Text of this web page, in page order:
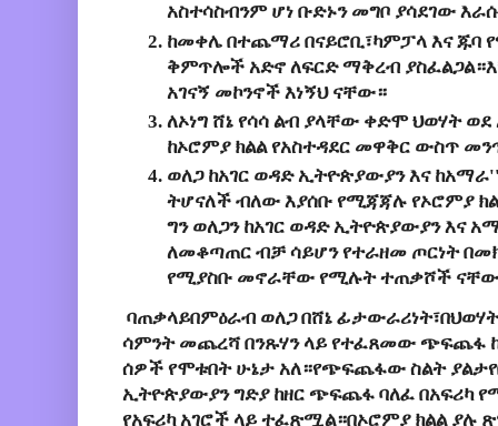
አስተሳስብንም ሆነ ቡድኑን መግቦ ያሳደገው
ከመቀሌ በተጨማሪ በናይሮቢ፣ካምፓላ እና ጁባ
ቅምጥሎች አድኖ ለፍርድ ማቅረብ
አገናኝ መኮንኖች እነኝህ ናቸው።
ለኦነግ ሸኔ የሳሳ ልብ ያላቸው ቀድሞ ህወሃት
ከኦሮምያ ክልል የአስተዳደር መዋቅር ውስጥ
ወለጋ ከአገር ወዳድ ኢትዮጵያውያን እና
ትሆናለች ብለው እያሰቡ የሚጃጃሉ የኦሮምያ
ግን ወለጋን ከአገር ወዳድ ኢትዮጵያውያን እና
ለመቆጣጠር ብቻ ሳይሆን የተራዘመ ጦርነት
የሚያስቡ መኖራቸው የሚሉት ተጠቃሾች
ባጠቃላይበምዕራብ ወለጋ በሸኔ ፊታውራሪነት፣በህወሃት
ሳምንት መጨረሻ በንጹሃን ላይ የተፈጸመው ጭፍጨፋ
ሰዎች የሞቱበት ሁኔታ አለ።የጭፍጨፋው ስልት
ኢትዮጵያውያን ግድያ ከዘር ጭፍጨፋ ባለፈ በአፍሪካ
የአፍሪካ አገሮች ላይ ተፈጽሟል።በኦሮምያ ክልል